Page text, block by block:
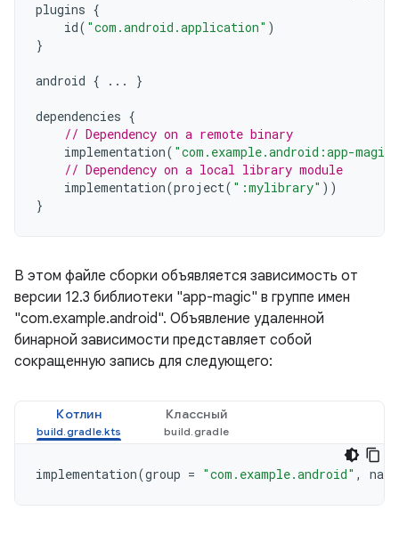
plugins {
id( "com.android.application" )
}
android { ... }
dependencies {
// Dependency on a remote binary
implementation( "com.example.android:app-
// Dependency on a local library module
implementation(project( ":mylibrary" ))
}
В этом файле сборки объявляется зависимость от
версии 12.3 библиотеки "app-magic" в группе имен
"com.example.android". Объявление удаленной
бинарной зависимости представляет собой
сокращенную запись для следующего:
Котлин Классный
implementation(group = "com.example.android" , name